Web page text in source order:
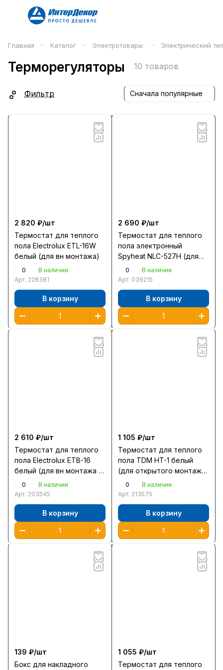
Главная – Каталог – Электротовары – Электрический
Терморегуляторы 10 товаров
Фильтр Сначала популярные
2 820 ₽/шт
Термостат для теплого
пола Electrolux ETL-16W
белый (для вн монтажа)
0
В наличии
Арт. 228381
В корзину
2 690 ₽/шт
Термостат для теплого
пола электронный
Spyheat NLC-527H (для
вн. монтажа с датчиком
темп.)
0
В наличии
Арт. 039215
В корзину
2 610 ₽/шт
Термостат для теплого
пола Electrolux ETB-16
белый (для вн монтажа с
датчиком темп)
0
В наличии
Арт. 203545
В корзину
1 105 ₽/шт
Термостат для теплого
пола TDM HT-1 белый
(для открытого монтажа)
SQ2503-0009
0
В наличии
Арт. 213575
В корзину
139 ₽/шт
Бокс для накладного
1 055 ₽/шт
Термостат для теплого